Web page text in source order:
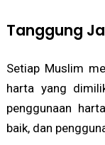
Tanggung
Setiap Muslim
harta yang
penggunaan
baik, dan